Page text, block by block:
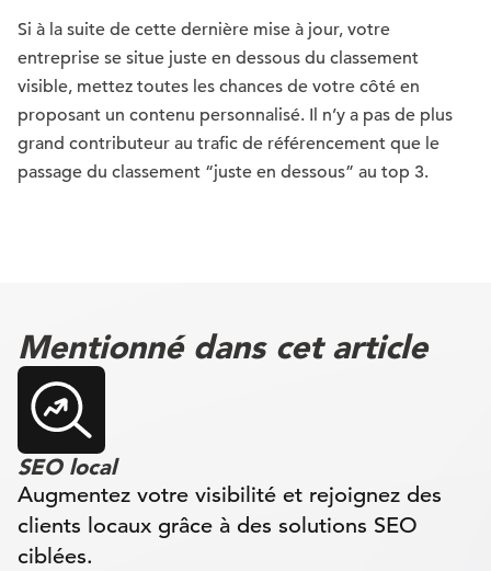
Si à la suite de cette dernière mise à jour, votre
entreprise se situe juste en dessous du classement
visible, mettez toutes les chances de votre côté en
proposant un contenu personnalisé. Il n’y a pas de plus
grand contributeur au trafic de référencement que le
passage du classement “juste en dessous” au top 3.
Mentionné dans cet article
SEO local
Augmentez votre visibilité et rejoignez des
clients locaux grâce à des solutions SEO
ciblées.